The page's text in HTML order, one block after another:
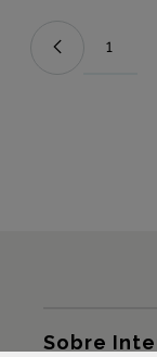
1
Sobre